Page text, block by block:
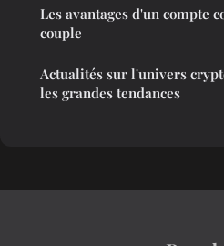
Les avantages d'un compte
couple
Actualités sur l'univers
les grandes tendances